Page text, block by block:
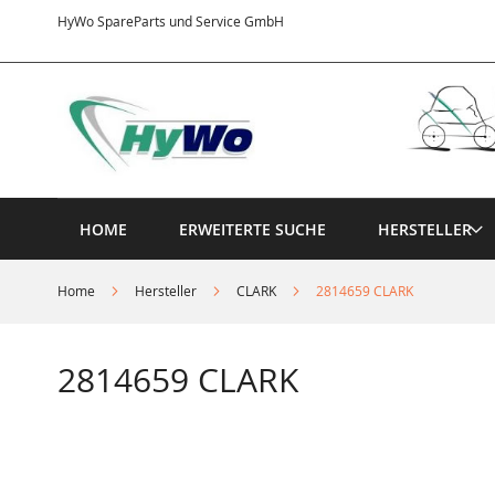
HyWo SpareParts und Service GmbH
Inhalt
HOME ERWEITERTE SUCHE HERSTELLER
Home Hersteller CLARK 2814659 CLARK
2814659 CLARK